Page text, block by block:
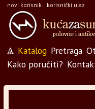
novi korisnik korisnički ulaz
Ѧ Katalog Pretraga
Kako poručiti?